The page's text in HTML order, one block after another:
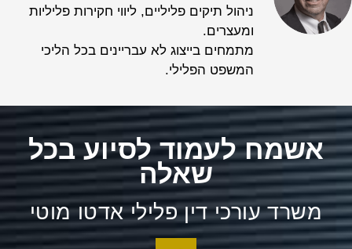
ניהול תיקים פליליים, ליווי חקירות פליליות
ומעצרים.
מתמחים בייצוג לא עבריינים בכל הליכי
המשפט הפלילי.
אשמח לעמוד לסיוע בכל
שאלה
משרד עורכי דין פלילי אדטו מוטי